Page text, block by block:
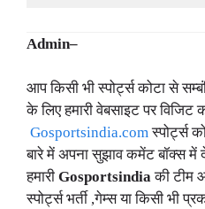
Admin–
आप किसी भी स्पोर्ट्स कोटा से
के लिए हमारी वेबसाइट पर
Gosportsindia.comस्पोर्ट्स
बारे में अपना सुझाव कमेंट बॉक्स
हमारी Gosportsindiaकी टीम
स्पोर्ट्स भर्ती ,गेम्स या किसी भी